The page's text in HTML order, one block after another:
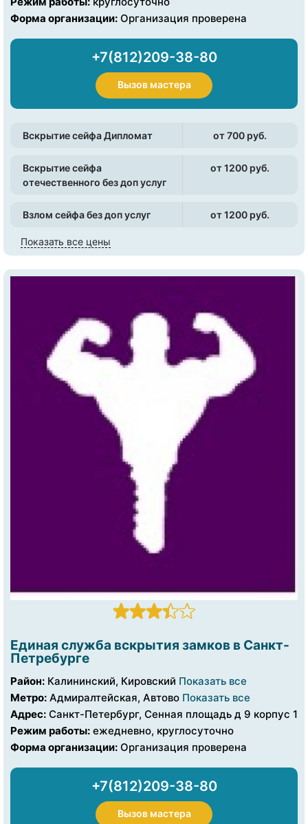
Форма организации: Организация проверена
+7(812)209-38-80
Вызов мастера
Вскрытие сейфа Дипломат от 700 pуб.
Вскрытие сейфа
отечественного без доп услуг
от 1200 pуб.
Взлом сейфа без доп услуг от 1200 pуб.
Показать все цены
Единая служба вскрытия замков в Санкт-
Петребурге
Район: Калининский, Кировский Показать все
Метро: Адмиралтейская, Автово Показать все
Адрес: Санкт-Петербург, Сенная площадь д 9 корпус 1
Режим работы: ежедневно, круглосуточно
Форма организации: Организация проверена
+7(812)209-38-80
Вызов мастера